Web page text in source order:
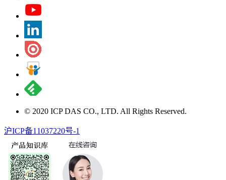
© 2020 ICP DAS CO., LTD. All Rights Reserved.
沪ICP备11037220号-1